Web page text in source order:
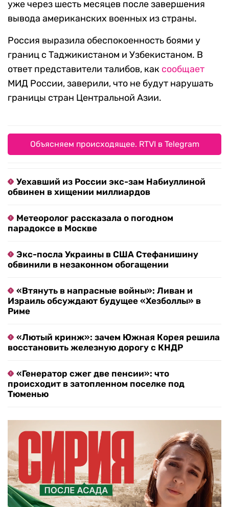
уже через шесть месяцев после завершения
вывода американских военных из страны.
Россия выразила обеспокоенность боями у
границ с Таджикистаном и Узбекистаном. В
ответ представители талибов, как сообщает
МИД России, заверили, что не будут нарушать
границы стран Центральной Азии.
Объясняем происходящее. RTVI в Telegram
Уехавший из России экс-зам Набиуллиной
обвинен в хищении миллиардов
Метеоролог рассказала о погодном
парадоксе в Москве
Экс-посла Украины в США Стефанишину
обвинили в незаконном обогащении
«Втянуть в напрасные войны»: Ливан и
Израиль обсуждают будущее «Хезболлы» в
Риме
«Лютый кринж»: зачем Южная Корея решила
восстановить железную дорогу с КНДР
«Генератор сжег две пенсии»: что
происходит в затопленном поселке под
Тюменью